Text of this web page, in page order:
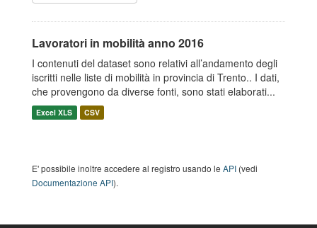
Lavoratori in mobilità anno 2016
I contenuti del dataset sono relativi all’andamento degli
iscritti nelle liste di mobilità in provincia di Trento.. I dati,
che provengono da diverse fonti, sono stati elaborati...
Excel XLS CSV
E' possibile inoltre accedere al registro usando le API (vedi
Documentazione API).